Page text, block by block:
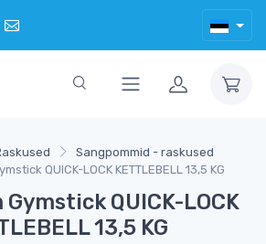
Sangpommid - raskused
QUICK-LOCK KETTLEBELL 13,5 KG
QUICK-LOCK
13,5 KG